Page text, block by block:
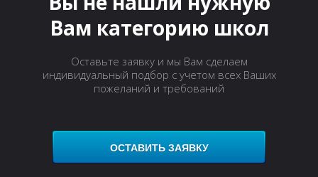
Вам категорию школ
Оставьте заявку и мы Вам сделаем
индивидуальный подбор с учетом всех Ваших
пожеланий и требований
ОСТАВИТЬ ЗАЯВКУ